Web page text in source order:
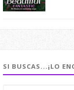
SI BUSCAS...¡LO